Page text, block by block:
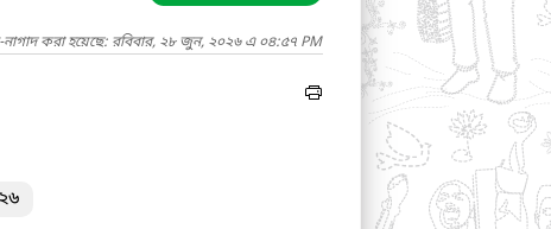
নাগাদ করা হয়েছে: রবিবার, ২৮ জুন, ২০২৬ এ ০৪:৫৭ PM